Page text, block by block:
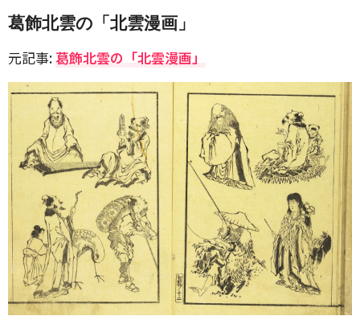
葛飾北雲の「北雲漫画」
元記事:葛飾北雲の「北雲漫画」